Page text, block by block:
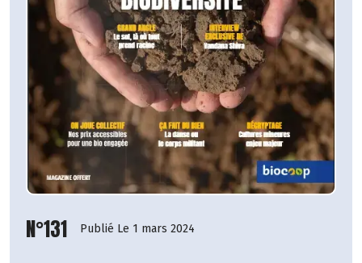
N°131 Publié Le 1 mars 2024